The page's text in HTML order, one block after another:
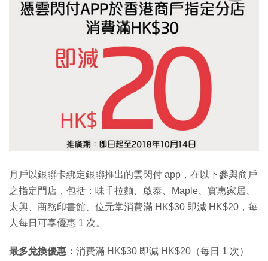
月戶以銀聯卡綁定銀聯推出的雲閃付 app，在以下參與商戶
之指定門店，包括：味千拉麵、啟泰、Maple、實惠家居、
太興、商務印書館、位元堂消費滿 HK$30 即減 HK$20，每
人每日可享優惠 1 次。
最多兌換優惠： 消費滿 HK$30 即減 HK$20（每日 1 次）